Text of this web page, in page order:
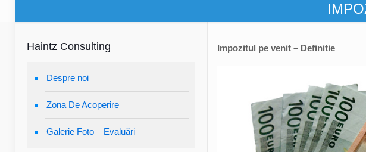
Impozitul pe venit – Definitie
Haintz Consulting
Despre noi
Zona De Acoperire
Galerie Foto – Evaluări